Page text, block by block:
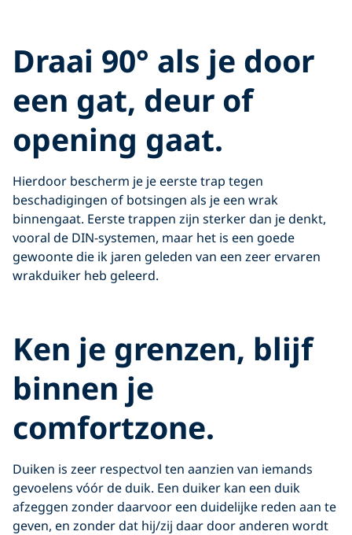
Draai 90° als je door
een gat, deur of
opening gaat.
Hierdoor bescherm je je eerste trap tegen
beschadigingen of botsingen als je een wrak
binnengaat. Eerste trappen zijn sterker dan je denkt,
vooral de DIN-systemen, maar het is een goede
gewoonte die ik jaren geleden van een zeer ervaren
wrakduiker heb geleerd.
Ken je grenzen, blijf
binnen je
comfortzone.
Duiken is zeer respectvol ten aanzien van iemands
gevoelens vóór de duik. Een duiker kan een duik
afzeggen zonder daarvoor een duidelijke reden aan te
geven, en zonder dat hij/zij daar door anderen wordt